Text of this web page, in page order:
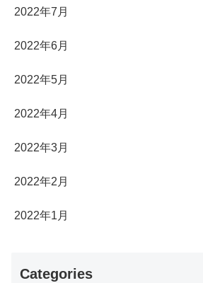
2022年7月
2022年6月
2022年5月
2022年4月
2022年3月
2022年2月
2022年1月
Categories